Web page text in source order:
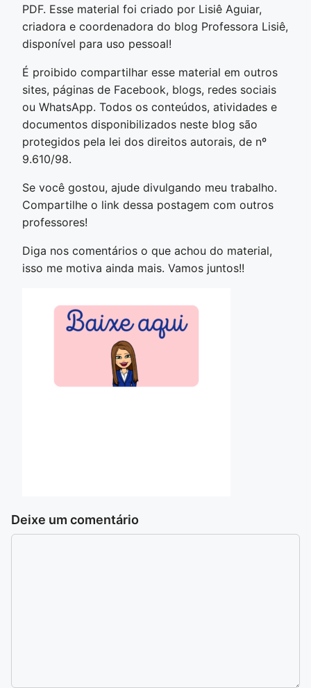
PDF. Esse material foi criado por Lisiê Aguiar,
criadora e coordenadora do blog Professora Lisiê,
disponível para uso pessoal!
É proibido compartilhar esse material em outros
sites, páginas de Facebook, blogs, redes sociais
ou WhatsApp. Todos os conteúdos, atividades e
documentos disponibilizados neste blog são
protegidos pela lei dos direitos autorais, de nº
9.610/98.
Se você gostou, ajude divulgando meu trabalho.
Compartilhe o link dessa postagem com outros
professores!
Diga nos comentários o que achou do material,
isso me motiva ainda mais. Vamos juntos!!
Deixe um comentário
Comentário